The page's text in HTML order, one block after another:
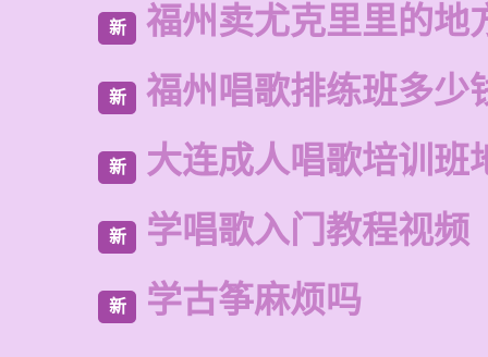
新 福州卖尤克里里的地
新 福州唱歌排练班多少
新 大连成人唱歌培训班
新 学唱歌入门教程视频
新 学古筝麻烦吗